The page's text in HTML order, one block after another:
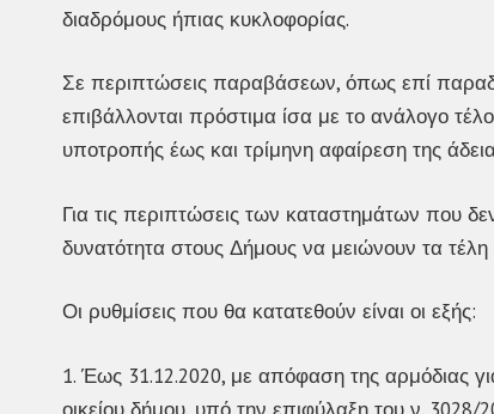
διαδρόμους ήπιας κυκλοφορίας.
Σε περιπτώσεις παραβάσεων, όπως επί
επιβάλλονται πρόστιμα ίσα με το ανάλογο
υποτροπής έως και τρίμηνη αφαίρεση της
Για τις περιπτώσεις των καταστημάτων που
δυνατότητα στους Δήμους να μειώνουν τα
Οι ρυθμίσεις που θα κατατεθούν είναι οι εξής:
1. Έως 31.12.2020, με απόφαση της αρμόδιας